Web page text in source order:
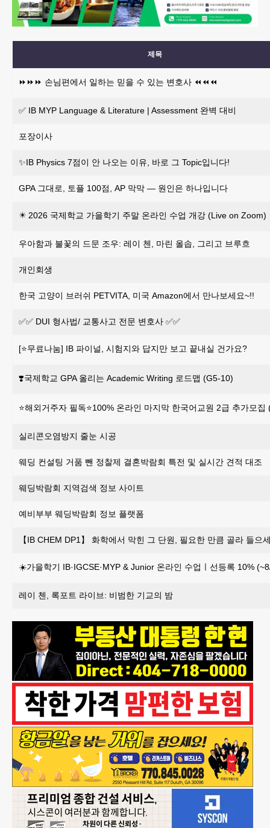
제목
⏩️⏩️⏩️ 손님편에서 일하는 믿을 수 있는 변호사 ⏪️⏪️⏪️
✅ IB MYP Language & Literature | Assessment 완벽 대비
포장이사
✨IB Physics 7점이 안 나오는 이유, 바로 그 Topic입니다!
GPA 그대로, 토플 100점, AP 막막 — 원인은 하나입니다
✴️ 2026 국제학교 가을학기 주말 온라인 수업 개강 (Live on Zoom)
우아함과 불꽃의 드문 조우: 레이 첸, 마린 올솝, 그리고 브루흐
개인회생
한국 고양이 브러쉬 PETVITA, 미국 Amazon에서 만나보세요~!!
✅✅ DUI 형사법/ 교통사고 전문 변호사 ✅✅
[⭐무료나눔] IB 파이널, 시험지와 답지만 보고 끝내실 건가요?
❣️국제학교 GPA 올리는 Academic Writing 로드맵 (G5-10)
⭐해외거주자 필독⭐100% 온라인 마지막 한국어교원 2급 추가모집
실리콘오염방지 줄눈 시공
웨딩 컨설팅 거품 뺀 정찰제 결혼박람회 특전 및 실시간 견적 대조
웨딩박람회 지역검색 정보 사이트
예비부부 웨딩박람회 정보 플랫폼
【IB CHEM DP1】 화학에서 막힌 그 단원, 필요한 만큼 골라 들으
☀️가을학기 IB·IGCSE·MYP & Junior 온라인 수업ㅣ선등록 10%
레이 첸, 록포트 라이브: 비범한 기교의 밤